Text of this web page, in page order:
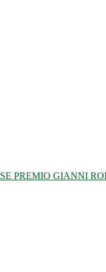
PREMIO GIANNI